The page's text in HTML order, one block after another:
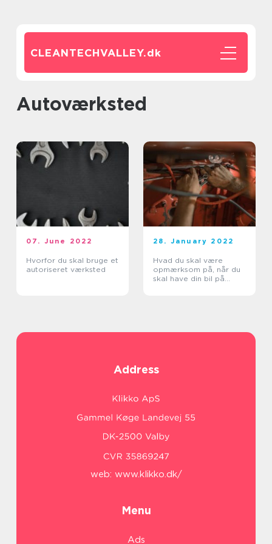
CLEANTECHVALLEY.dk
autoværksted
07. June 2022
Hvorfor du skal bruge et
autoriseret værksted
28. January 2022
Hvad du skal være
opmærksom på, når du
skal have din bil på
Address
web: www.klikko.dk/
Menu
Ads